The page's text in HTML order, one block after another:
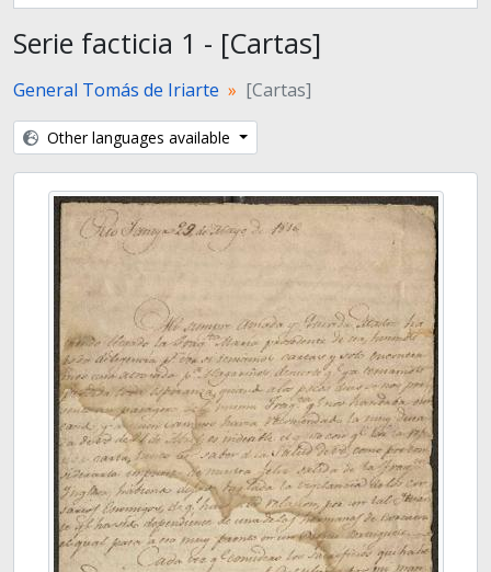
Serie facticia 1 - [Cartas]
General Tomás de Iriarte [Cartas]
Other languages available